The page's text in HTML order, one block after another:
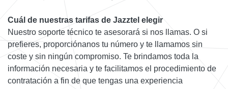
Cuál de nuestras tarifas de Jazztel elegir
Nuestro soporte técnico te asesorará si nos llamas. O si
prefieres, proporciónanos tu número y te llamamos sin
coste y sin ningún compromiso. Te brindamos toda la
información necesaria y te facilitamos el procedimiento de
contratación a fin de que tengas una experiencia